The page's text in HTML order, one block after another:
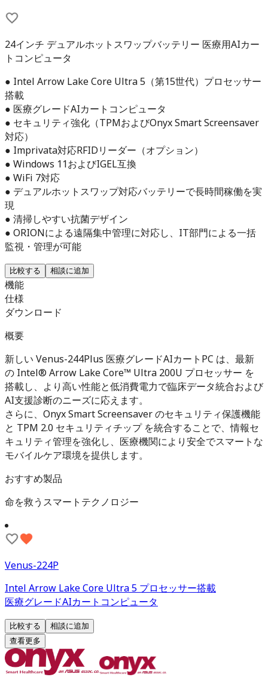
24インチ デュアルホットスワップバッテリー 医療用AIカー
トコンピュータ
● Intel Arrow Lake Core Ultra 5（第15世代）プロセッサー
搭載
● 医療グレードAIカートコンピュータ
● セキュリティ強化（TPMおよびOnyx Smart Screensaver
対応）
● Imprivata対応RFIDリーダー（オプション）
● Windows 11およびIGEL互換
● WiFi 7対応
● デュアルホットスワップ対応バッテリーで長時間稼働を実
現
● 清掃しやすい抗菌デザイン
● ORIONによる遠隔集中管理に対応し、IT部門による一括
監視・管理が可能
比較する 相談に追加
機能
仕様
ダウンロード
概要
新しい Venus-244Plus 医療グレードAIカートPC は、最新
の Intel® Arrow Lake Core™ Ultra 200U プロセッサー を
搭載し、より高い性能と低消費電力で臨床データ統合および
AI支援診断のニーズに応えます。
さらに、Onyx Smart Screensaver のセキュリティ保護機能
と TPM 2.0 セキュリティチップ を統合することで、情報セ
キュリティ管理を強化し、医療機関により安全でスマートな
モバイルケア環境を提供します。
おすすめ製品
命を救うスマートテクノロジー
Venus-224P
Intel Arrow Lake Core Ultra 5 プロセッサー搭載
医療グレードAIカートコンピュータ
比較する
相談に追加
查看更多